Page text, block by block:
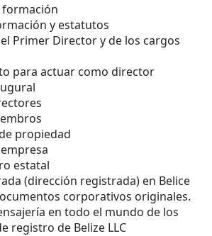
y estatutos
Primer Director y de los cargos
para actuar como director
propiedad
estatal
(dirección registrada) en Belice
corporativos originales.
en todo el mundo de los
registro de Belize LLC